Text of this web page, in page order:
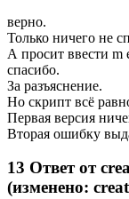
верно.
Только ничего не
А просит ввести m
спасибо.
За разъяснение.
Но скрипт всё
Первая версия
Вторая ошибку
13 Ответ от
(изменено: